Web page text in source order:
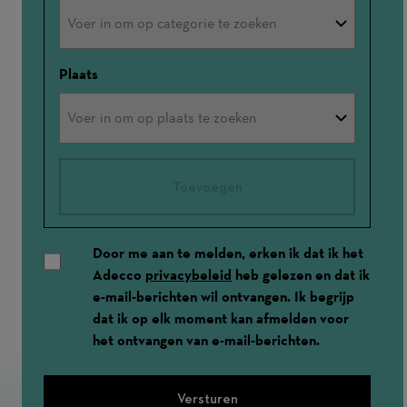
Plaats
Door me aan te melden, erken ik dat ik het
Adecco privacybeleid heb gelezen en dat ik
e-mail-berichten wil ontvangen. Ik begrijp
dat ik op elk moment kan afmelden voor
het ontvangen van e-mail-berichten.
Versturen